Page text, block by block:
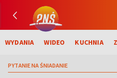
WYDANIA WIDEO KUCHNIA
PYTANIE NA ŚNIADANIE